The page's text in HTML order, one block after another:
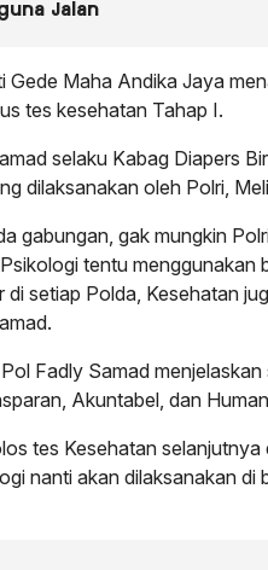
Jalan
Gede Maha Andika Jaya
tes kesehatan Tahap I.
selaku Kabag Diapers
dilaksanakan oleh Polri,
gabungan, gak mungkin
tentu menggunakan
setiap Polda, Kesehatan
Fadly Samad
Akuntabel, dan
tes Kesehatan
nanti akan dilaksanakan